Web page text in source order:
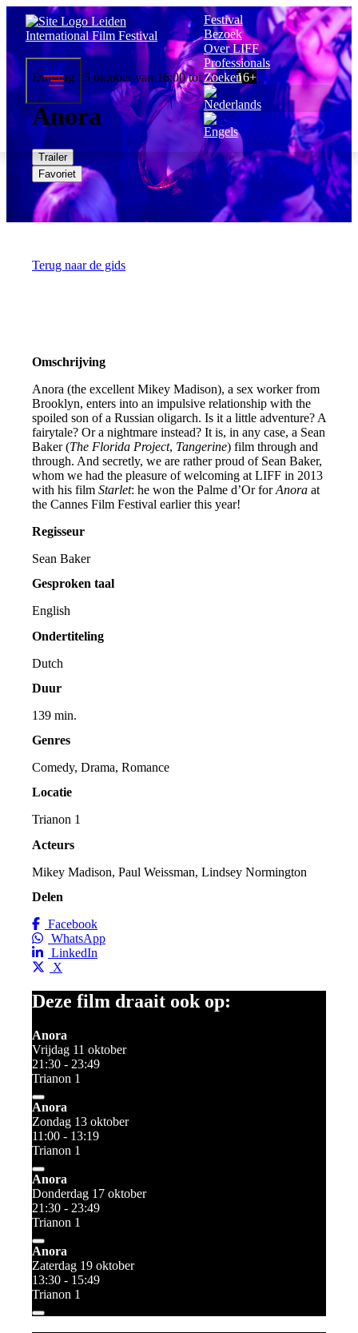
Festival
Bezoek
Over LIFF
Professionals
Zoeken
Dinsdag 15 oktober van 16:00 tot 18:1916+
Anora
Trailer
Favoriet
Terug naar de gids
Omschrijving
Anora (the excellent Mikey Madison), a sex worker from
Brooklyn, enters into an impulsive relationship with the
spoiled son of a Russian oligarch. Is it a little adventure? A
fairytale? Or a nightmare instead? It is, in any case, a Sean
Baker (The Florida Project, Tangerine) film through and
through. And secretly, we are rather proud of Sean Baker,
whom we had the pleasure of welcoming at LIFF in 2013
with his film Starlet: he won the Palme d’Or forAnora at
the Cannes Film Festival earlier this year!
Regisseur
Sean Baker
Gesproken taal
English
Ondertiteling
Dutch
Duur
139 min.
Genres
Comedy, Drama, Romance
Locatie
Trianon 1
Acteurs
Mikey Madison, Paul Weissman, Lindsey Normington
Delen
Facebook
WhatsApp
LinkedIn
X
Deze film draait ook op:
Anora
Vrijdag 11 oktober
21:30 - 23:49
Trianon 1
Anora
Zondag 13 oktober
11:00 - 13:19
Trianon 1
Anora
Donderdag 17 oktober
21:30 - 23:49
Trianon 1
Anora
Zaterdag 19 oktober
13:30 - 15:49
Trianon 1